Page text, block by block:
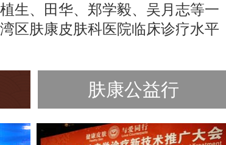
生、田华、郑学毅、吴月志等一
区肤康皮肤科医院临床诊疗水平
肤康公益行